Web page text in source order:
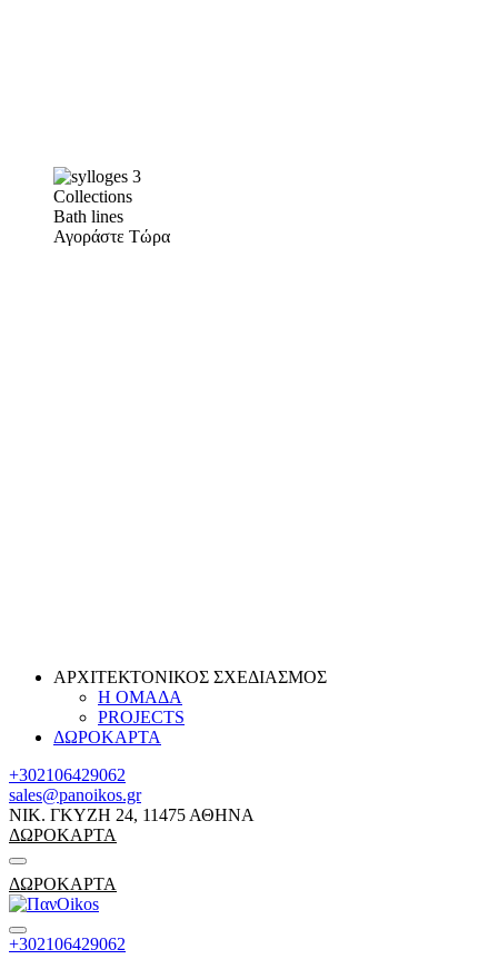
Collections
Bath lines
Αγοράστε Τώρα
ΑΡΧΙΤΕΚΤΟΝΙΚΟΣ ΣΧΕΔΙΑΣΜΟΣ
Η ΟΜΑΔΑ
PROJECTS
ΔΩΡΟΚΑΡΤΑ
+302106429062
sales@panoikos.gr
ΝΙΚ. ΓΚΥΖΗ 24, 11475 ΑΘΗΝΑ
ΔΩΡΟΚΑΡΤΑ
ΔΩΡΟΚΑΡΤΑ
+302106429062